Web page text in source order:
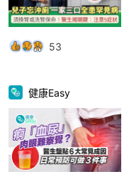
53
健康Easy